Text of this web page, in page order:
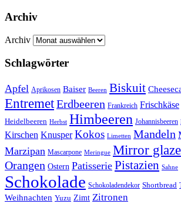
Archiv
Archiv
Schlagwörter
Apfel Aprikosen Baiser Beeren Biskuit
EntremetErdbeeren Frankreich Frischkäse
Heidelbeeren Herbst Himbeeren Johannisbeeren
Kirschen Knusper Kokos Limetten Mandeln
Marzipan Mascarpone Meringue Mirror glaze
Orangen Ostern Patisserie Pistazien Sahne
Schokolade Schokoladendekor Shortbread
Weihnachten Yuzu Zimt Zitronen